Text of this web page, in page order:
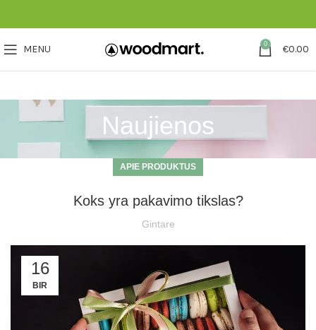
MENU 0 €0.00
Naujienos
APIE PRODUKTUS
Koks yra pakavimo tikslas?
Gintare
16
BIR